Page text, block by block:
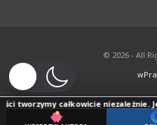
© 2026 - All
tworzymy całkowicie niezależnie.